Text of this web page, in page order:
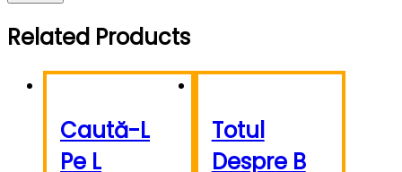
Related Products
Caută-L
Pe L
Totul
Despre B